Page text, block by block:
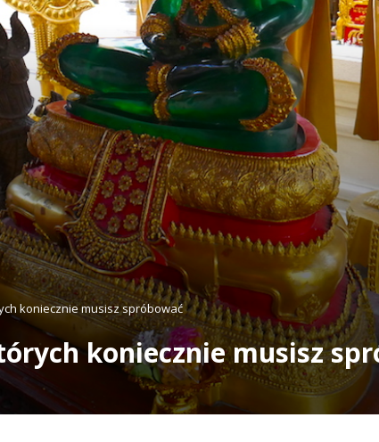
koniecznie musisz spróbować
koniecznie musisz